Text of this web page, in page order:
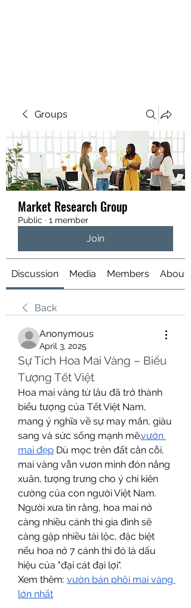
Groups
Market Research Group
Public · 1 member
Join
Discussion Media Members About
Back
Anonymous
April 3, 2025
Sự Tích Hoa Mai Vàng – Biểu
Tượng Tết Việt
Hoa mai vàng từ lâu đã trở thành
biểu tượng của Tết Việt Nam,
mang ý nghĩa về sự may mắn, giàu
sang và sức sống mạnh mẽ.vườn
mai đẹp Dù mọc trên đất cằn cỗi,
mai vàng vẫn vươn mình đón nắng
xuân, tượng trưng cho ý chí kiên
cường của con người Việt Nam.
Người xưa tin rằng, hoa mai nở
càng nhiều cánh thì gia đình sẽ
càng gặp nhiều tài lộc, đặc biệt
nếu hoa nở 7 cánh thì đó là dấu
hiệu của "đại cát đại lợi".
Xem thêm: vườn bán phôi mai vàng
lớn nhất